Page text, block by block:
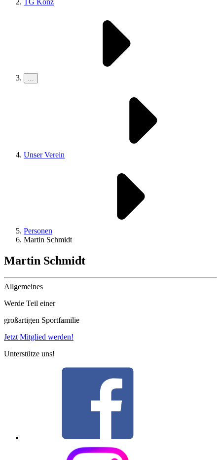
TG Konz
…
Unser Verein
Personen
Martin Schmidt
Martin Schmidt
Allgemeines
Werde Teil einer
großartigen Sportfamilie
Jetzt Mitglied werden!
Unterstütze uns!